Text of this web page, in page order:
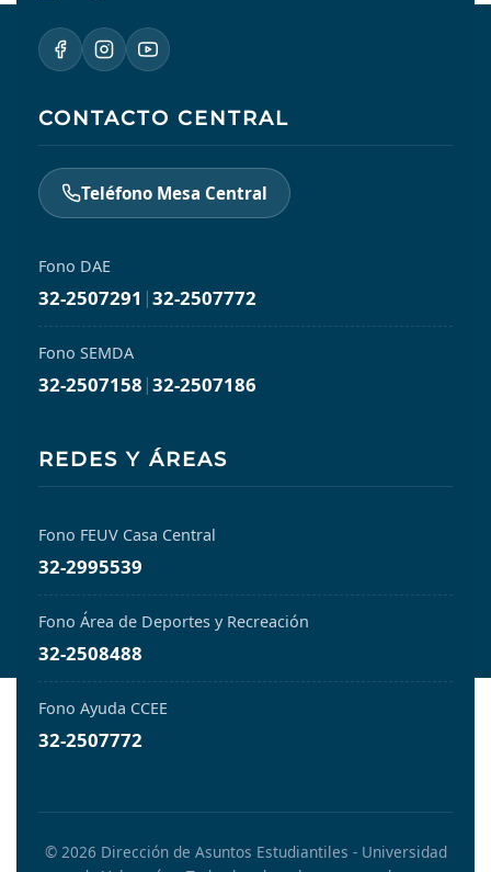
CONTACTO CENTRAL
Teléfono Mesa Central
Fono DAE
32-2507291 |32-2507772
Fono SEMDA
32-2507158 |32-2507186
REDES Y ÁREAS
Fono FEUV Casa Central
32-2995539
Fono Área de Deportes y Recreación
32-2508488
Fono Ayuda CCEE
32-2507772
© 2026 Dirección de Asuntos Estudiantiles - Universidad